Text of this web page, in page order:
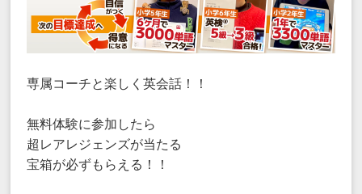
専属コーチと楽しく英会話！！
無料体験に参加したら
超レアレジェンズが当たる
宝箱が必ずもらえる！！